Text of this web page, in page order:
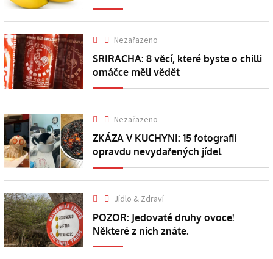
Nezařazeno
SRIRACHA: 8 věcí, které byste o chilli
omáčce měli vědět
Nezařazeno
ZKÁZA V KUCHYNI: 15 fotografií
opravdu nevydařených jídel
Jídlo & Zdraví
POZOR: Jedovaté druhy ovoce!
Některé z nich znáte.